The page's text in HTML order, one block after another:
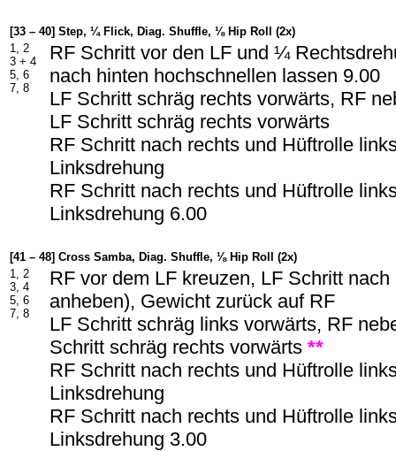
[33 – 40] Step, ¼ Flick, Diag. Shuffle, ⅛ Hip Roll (2x)
1, 2
3 + 4
5, 6
7, 8
RF Schritt vor den LF und ¼
nach hinten hochschnellen lassen 9.00
LF Schritt schräg rechts vorwärts, RF
LF Schritt schräg rechts vorwärts
RF Schritt nach rechts und Hüftrolle
Linksdrehung
RF Schritt nach rechts und Hüftrolle
Linksdrehung 6.00
[41 – 48] Cross Samba, Diag. Shuffle, ⅛ Hip Roll (2x)
1, 2
3, 4
5, 6
7, 8
RF vor dem LF kreuzen, LF Schritt
anheben), Gewicht zurück auf RF
LF Schritt schräg links vorwärts, RF
Schritt schräg rechts vorwärts **
RF Schritt nach rechts und Hüftrolle
Linksdrehung
RF Schritt nach rechts und Hüftrolle
Linksdrehung 3.00